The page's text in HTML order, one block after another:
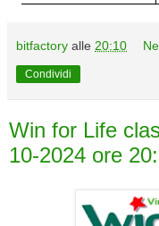
bitfactory alle 20:10
Condividi
Win for Life
10-2024 ore